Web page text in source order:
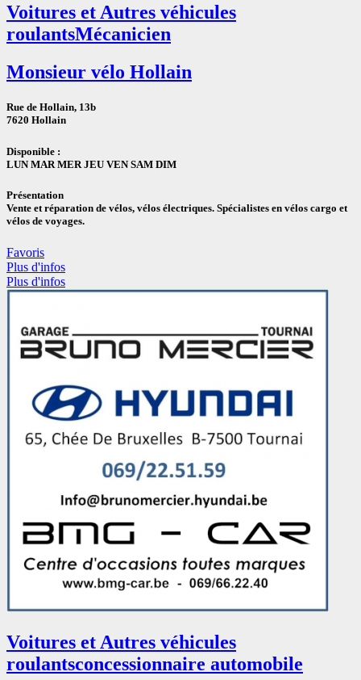
Voitures et Autres véhicules
roulantsMécanicien
Monsieur vélo Hollain
Rue de Hollain, 13b
7620 Hollain
Disponible :
LUN MAR MER JEU VEN SAM DIM
Présentation
Vente et réparation de vélos, vélos électriques. Spécialistes en vélos cargo et
vélos de voyages.
Favoris
Plus d'infos
Plus d'infos
Voitures et Autres véhicules
roulantsconcessionnaire automobile